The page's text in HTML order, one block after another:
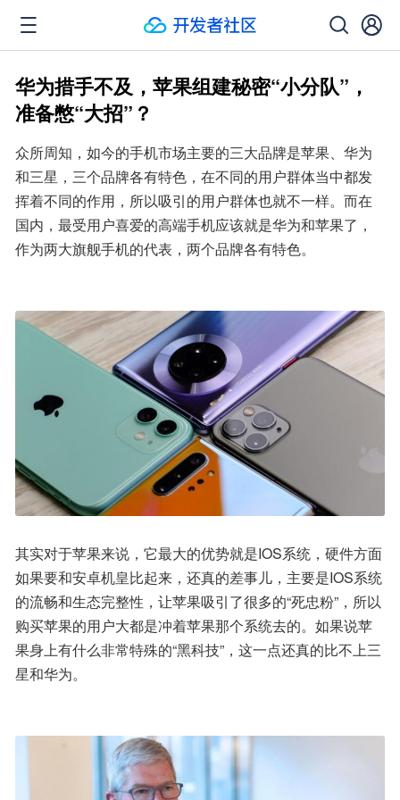
华为措手不及，苹果组建秘密“小分队”，
准备憋“大招”？
众所周知，如今的手机市场主要的三大品牌是苹果、华为
和三星，三个品牌各有特色，在不同的用户群体当中都发
挥着不同的作用，所以吸引的用户群体也就不一样。而在
国内，最受用户喜爱的高端手机应该就是华为和苹果了，
作为两大旗舰手机的代表，两个品牌各有特色。
其实对于苹果来说，它最大的优势就是IOS系统，硬件方面
如果要和安卓机皇比起来，还真的差事儿，主要是IOS系统
的流畅和生态完整性，让苹果吸引了很多的“死忠粉”，所以
购买苹果的用户大都是冲着苹果那个系统去的。如果说苹
果身上有什么非常特殊的“黑科技”，这一点还真的比不上三
星和华为。